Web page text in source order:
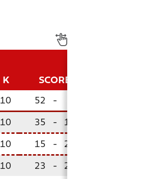
K SCORE
10 52 -
10 35 - 18
10 15 - 23
10 23 - 25